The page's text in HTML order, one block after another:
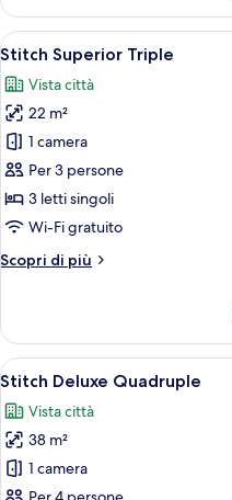
Superior
Family
Apri
tutte
le
foto
per
Stitch
Superior
Triple
11
Stitch Superior Triple
Vista città
22 m²
1 camera
Per 3 persone
3 letti singoli
Wi-Fi gratuito
Scopri di più
Altri
Superior
Triple
Apri
tutte
le
foto
per
11
Stitch Deluxe Quadruple
Vista città
38 m²
1 camera